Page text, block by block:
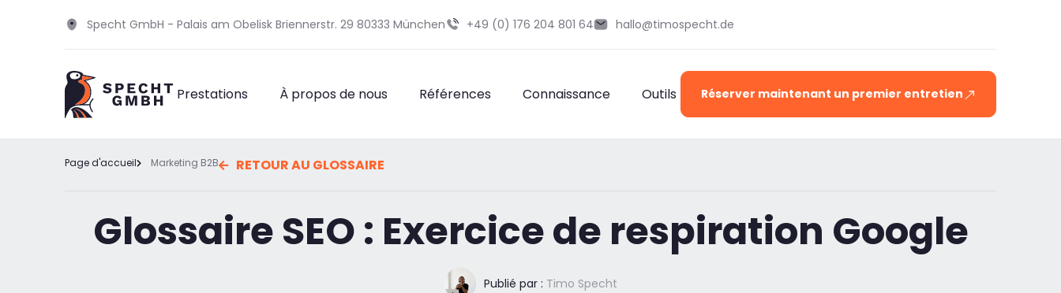
Specht GmbH - Palais am Obelisk Briennerstr. 29 80333 München +49 (0) 176 204 801 64 hallo@timospecht.de
Prestations À propos de nous Références Connaissance Outils Réserver maintenant un premier entretien
Page d'accueil Marketing B2B RETOUR AU GLOSSAIRE
Glossaire SEO : Exercice de respiration Google
Publié par : Timo Specht